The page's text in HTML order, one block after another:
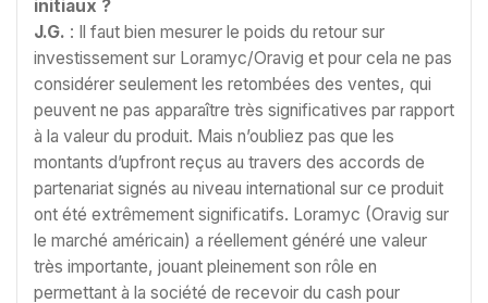
initiaux ?
J.G. : Il faut bien mesurer le poids du retour sur
investissement sur Loramyc/Oravig et pour cela ne pas
considérer seulement les retombées des ventes, qui
peuvent ne pas apparaître très significatives par rapport
à la valeur du produit. Mais n’oubliez pas que les
montants d’upfront reçus au travers des accords de
partenariat signés au niveau international sur ce produit
ont été extrêmement significatifs. Loramyc (Oravig sur
le marché américain) a réellement généré une valeur
très importante, jouant pleinement son rôle en
permettant à la société de recevoir du cash pour